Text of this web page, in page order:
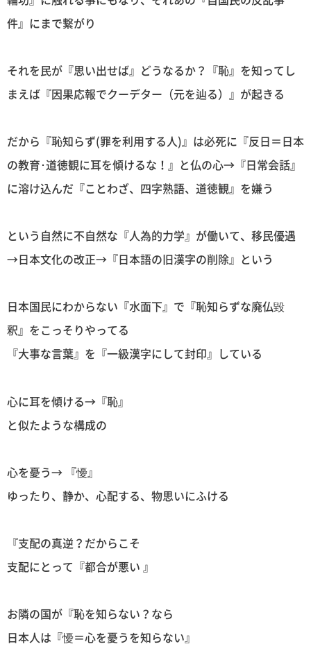
件』にまで繋がり
それを民が『思い出せば』どうなるか？『恥』を知ってし
まえば『因果応報でクーデター（元を辿る）』が起きる
だから『恥知らず(罪を利用する人)』は必死に『反日＝日本
の教育･道徳観に耳を傾けるな！』と仏の心→『日常会話』
に溶け込んだ『ことわざ、四字熟語、道徳観』を嫌う
という自然に不自然な『人為的力学』が働いて、移民優遇
→日本文化の改正→『日本語の旧漢字の削除』という
日本国民にわからない『水面下』で『恥知らずな廃仏毀
釈』をこっそりやってる
『大事な言葉』を『一級漢字にして封印』している
心に耳を傾ける→『恥』
と似たような構成の
心を憂う→ 『懮』
ゆったり、静か、心配する、物思いにふける
『支配の真逆？だからこそ
支配にとって『都合が悪い 』
お隣の国が『恥を知らない？なら
日本人は『懮＝心を憂うを知らない』